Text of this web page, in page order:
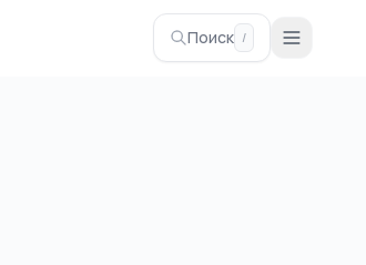
Поиск /